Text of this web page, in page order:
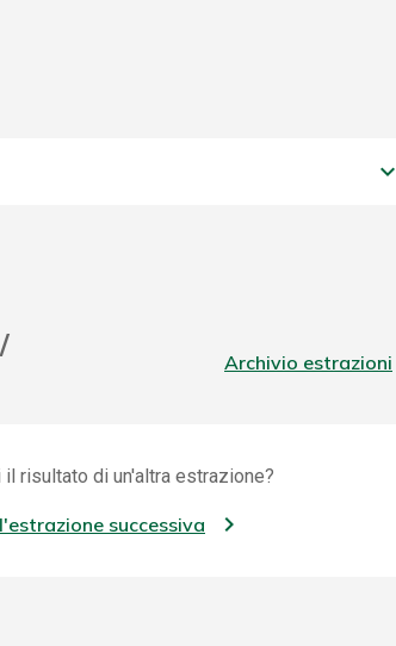
keyboard_arrow_down
Archivio estrazioni
il risultato di un'altra estrazione?
successiva